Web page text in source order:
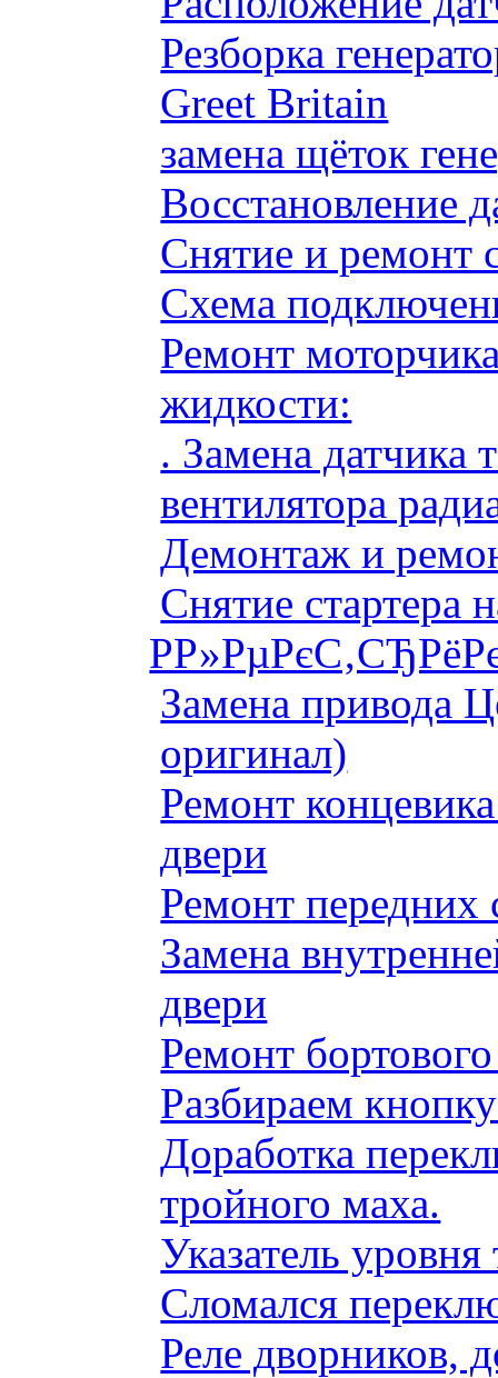
Резборка
Greet Britain
замена щёток
Восстановление
Снятие и ремонт
Схема
Ремонт
жидкости:
. Замена
вентилятора
Демонтаж и
Снятие
Замена привода
оригинал)
Ремонт
двери
Ремонт передних
Замена
двери
Ремонт
Разбираем
Доработка
тройного маха.
Указатель
Сломался
Реле дворников,